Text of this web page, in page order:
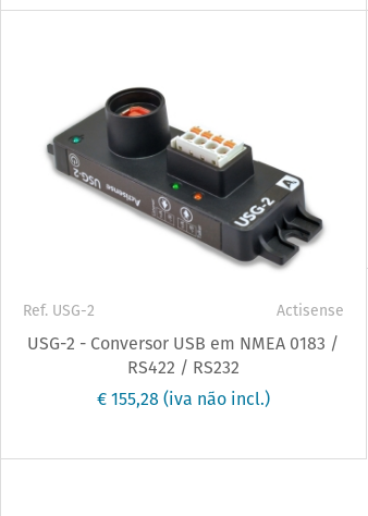
Ref. USG-2 Actisense
USG-2 - Conversor USB em NMEA 0183 /
RS422 / RS232
€ 155,28 (iva não incl.)